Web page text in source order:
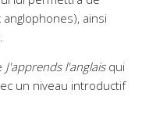
ainsi
J'apprends l'anglaisqui
un niveau introductif